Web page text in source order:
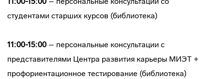
студентами старших курсов (библиотека)
11:00-15:00 – персональные консультации с
представителями Центра развития карьеры МИЭТ +
профориентационное тестирование (библиотека)